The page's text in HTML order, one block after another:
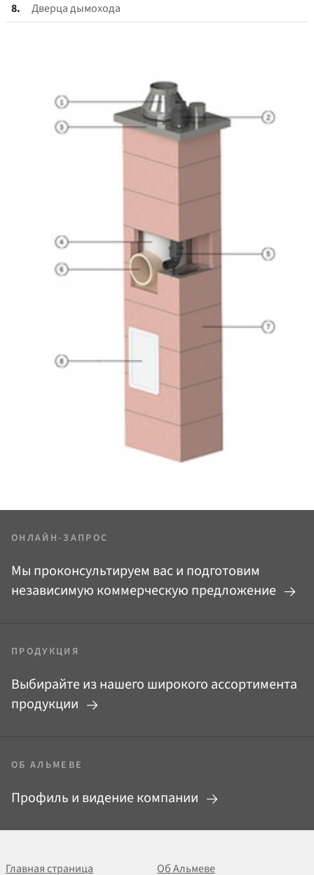
8.
Дверца дымохода
ОНЛАЙН-ЗАПРОС
Мы проконсультируем вас и подготовим
независимую коммерческую предложение
ПРОДУКЦИЯ
Выбирайте из нашего широкого ассортимента
продукции
ОБ АЛЬМЕВЕ
Профиль и видение компании
Главная страница Об Альмеве